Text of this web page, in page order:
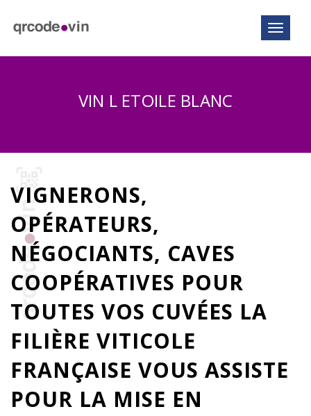
Toggle
VIN L ETOILE BLANC
VIGNERONS,
OPÉRATEURS,
NÉGOCIANTS, CAVES
COOPÉRATIVES POUR
TOUTES VOS CUVÉES LA
FILIÈRE VITICOLE
FRANÇAISE VOUS ASSISTE
POUR LA MISE EN